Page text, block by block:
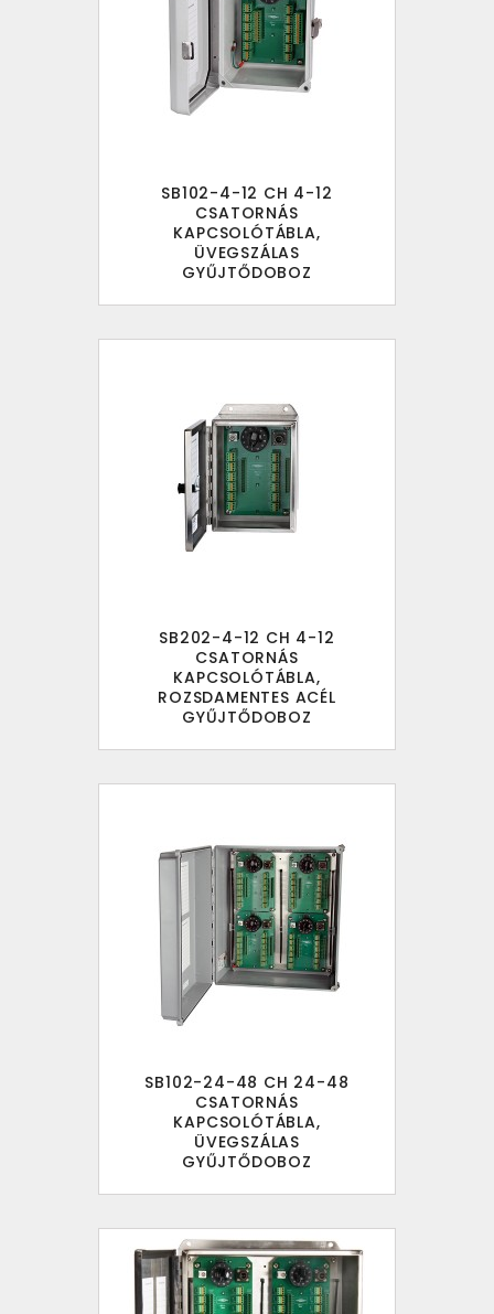
SB102-4-12 CH 4-12
CSATORNÁS
KAPCSOLÓTÁBLA,
ÜVEGSZÁLAS
GYŰJTŐDOBOZ
SB202-4-12 CH 4-12
CSATORNÁS
KAPCSOLÓTÁBLA,
ROZSDAMENTES ACÉL
GYŰJTŐDOBOZ
SB102-24-48 CH 24-48
CSATORNÁS
KAPCSOLÓTÁBLA,
ÜVEGSZÁLAS
GYŰJTŐDOBOZ